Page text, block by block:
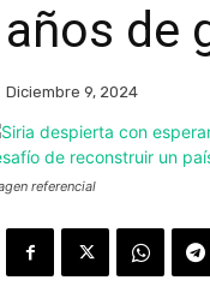
años de
Diciembre 9, 2024
referencial